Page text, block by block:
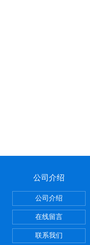
公司介绍
公司介绍
在线留言
联系我们